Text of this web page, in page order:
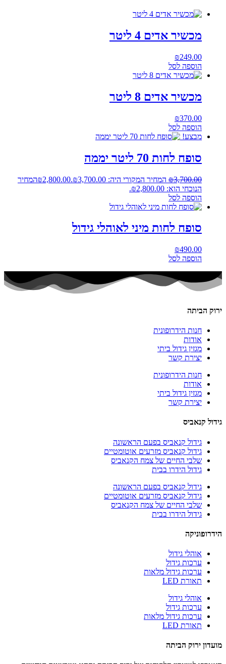
מכשיר אדים 4 ליטר
₪249.00
הוספה לסל
מכשיר אדים 8 ליטר
₪370.00
הוספה לסל
מבצע!
סופח לחות 70 ליטר יממה
₪3,700.00 המחיר המקורי היה: ₪3,700.00. ₪2,800.00
המחיר
הנוכחי הוא: ₪2,800.00.
הוספה לסל
סופח לחות מיני לאוהלי גידול
₪490.00
הוספה לסל
ירוק הביתה
חנות הידרופונית
אודות
מגזין גידול ביתי
יצירת קשר
חנות הידרופונית
אודות
מגזין גידול ביתי
יצירת קשר
גידול קנאביס
גידול קנאביס בפעם הראשונה
גידול קנאביס מזרעים אוטומטיים
שלבי החיים של צמח הקנאביס
גידול הידרו בבית
גידול קנאביס בפעם הראשונה
גידול קנאביס מזרעים אוטומטיים
שלבי החיים של צמח הקנאביס
גידול הידרו בבית
הידרופוניקה
אוהלי גידול
ערכות גידול
ערכות גידול מלאות
תאורת LED
אוהלי גידול
ערכות גידול
ערכות גידול מלאות
תאורת LED
מועדון ירוק הביתה